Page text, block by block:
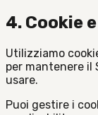
4. Cookie
Utilizziamo
per mantenere il
usare.
Puoi gestire i